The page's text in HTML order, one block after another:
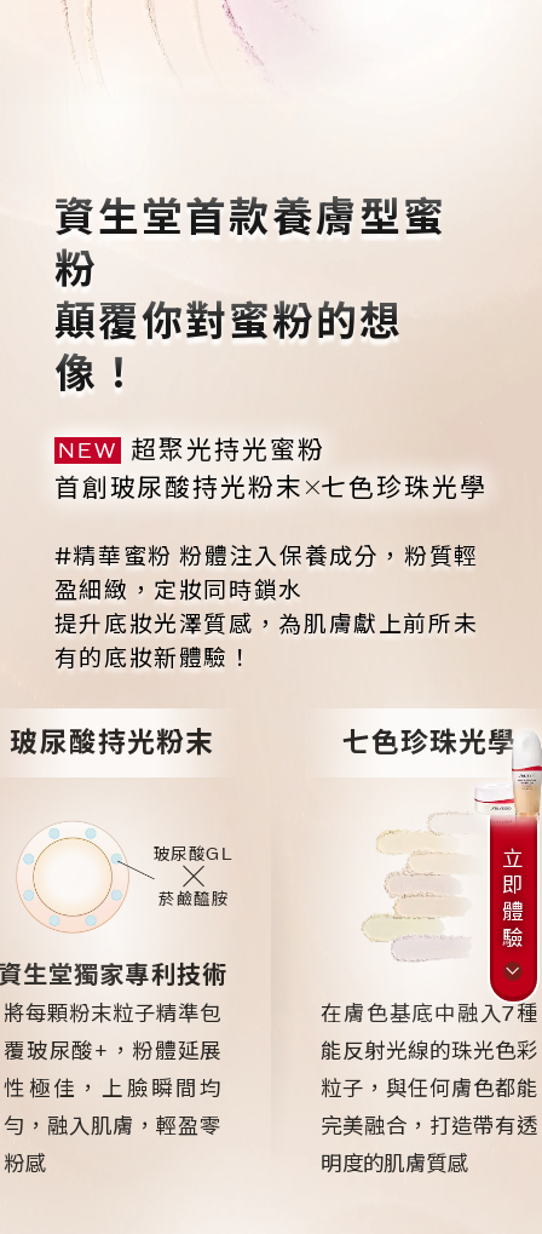
超聚光活膚粉底精華
資生堂首款養膚型蜜
粉
顛覆你對蜜粉的想
像！
NEW
超聚光持光蜜粉
首創玻尿酸持光粉末
七色珍珠光學
#精華蜜粉 粉體注入保養成分，粉質輕
盈細緻，定妝同時鎖水
提升底妝光澤質感，為肌膚獻上前所未
有的底妝新體驗！
玻尿酸持光粉末
玻尿酸GL
菸鹼醯胺
資生堂獨家專利技術
將每顆粉末粒子精準包
覆玻尿酸+ ，粉體延展
性極佳，上臉瞬間均
勻， 融入肌膚，輕盈零
粉感
七色珍珠光學
在膚色基底中融入7種
能反射光線的珠光色彩
粒子，與任何膚色都能
完美融合，打造帶有透
明度的肌膚質感
立
即
體
驗